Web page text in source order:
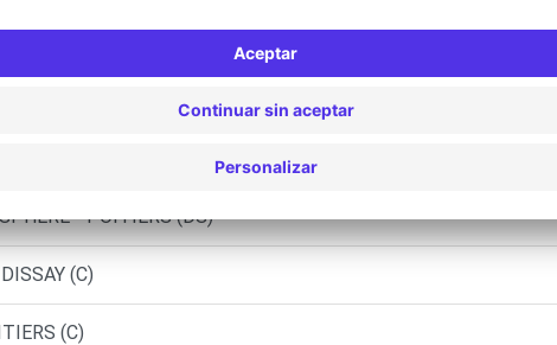
MIGNE AUXANCES (O)
- NEUVILLE-DE-POITOU (C)
- POITIERS (DS)
(C)
(C)